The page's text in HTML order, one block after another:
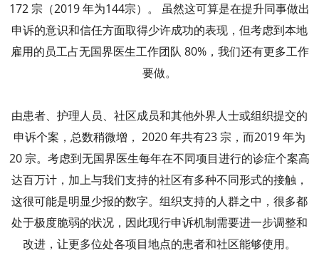
172 宗（2019 年为144宗）。 虽然这可算是在提升同事做出
申诉的意识和信任方面取得少许成功的表现，但考虑到本地
雇用的员工占无国界医生工作团队 80%，我们还有更多工作
要做。
由患者、护理人员、社区成员和其他外界人士或组织提交的
申诉个案，总数稍微增， 2020 年共有23 宗，而2019 年为
20 宗。考虑到无国界医生每年在不同项目进行的诊症个案高
达百万计，加上与我们支持的社区有多种不同形式的接触，
这很可能是明显少报的数字。组织支持的人群之中，很多都
处于极度脆弱的状况，因此现行申诉机制需要进一步调整和
改进，让更多位处各项目地点的患者和社区能够使用。